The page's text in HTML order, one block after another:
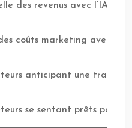
des revenus avec l’IA en
coûts marketing avec l’IA
anticipant une
se sentant prêts pour